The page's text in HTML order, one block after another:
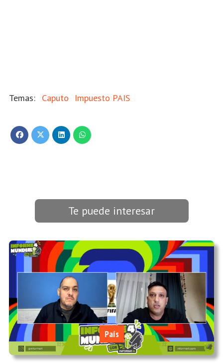
Caputo Impuesto PAIS
Te puede interesar
País